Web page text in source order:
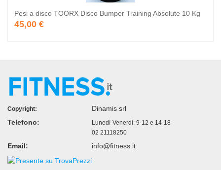
Pesi a disco TOORX Disco Bumper Training Absolute 10 Kg
45,00 €
Copyright:
Dinamis srl
Telefono:
Lunedì-Venerdì: 9-12 e 14-18
02 21118250
Email: info@fitness.it